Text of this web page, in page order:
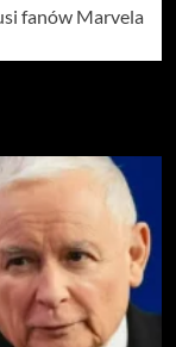
fanów Marvela